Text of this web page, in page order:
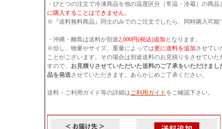
・ひとつの注文で冷凍商品を他の温度区分（常温・冷蔵）の商品
に購入することはできません。
※『送料無料商品』同士のみでのご注文でしたら、同時購入可能
・沖縄・離島は送料が別途2,000円(税込)追加 となります。
※但し、物量やサイズ、重量によっては更に送料を追加させてい
ことがございます。その場合は別途送料のお見積りをさせていた
すので、 お見積りさせていただいた送料のご了承をいただけまし
品を発送させていただきます。あらかじめご了承ください。
送料・ご利用ガイド等の詳細はご利用ガイドをご確認下さい。